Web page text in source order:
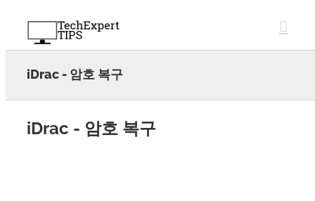
content
iDrac - 암호 복구
iDrac - 암호 복구